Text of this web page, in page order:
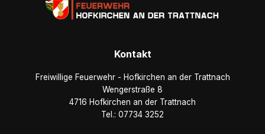
Kontakt
Freiwillige Feuerwehr - Hofkirchen an der Trattnach
Wengerstraße 8
4716 Hofkirchen an der Trattnach
Tel.: 07734 3252